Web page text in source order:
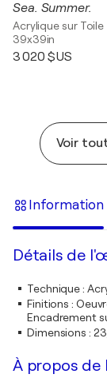
Sea. Summer.
Acrylique sur Toile
39x39in
3 020 $US
Voir
Information
Détails de
Technique:
Finitions :
Encadrement
Dimensions :
À propos de